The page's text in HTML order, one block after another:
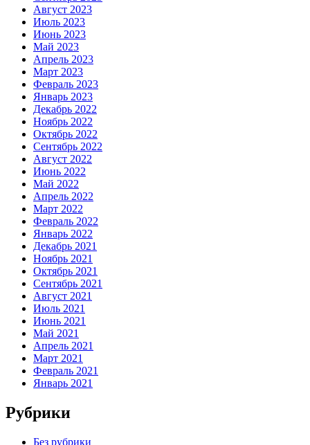
Август 2023
Июль 2023
Июнь 2023
Май 2023
Апрель 2023
Март 2023
Февраль 2023
Январь 2023
Декабрь 2022
Ноябрь 2022
Октябрь 2022
Сентябрь 2022
Август 2022
Июнь 2022
Май 2022
Апрель 2022
Март 2022
Февраль 2022
Январь 2022
Декабрь 2021
Ноябрь 2021
Октябрь 2021
Сентябрь 2021
Август 2021
Июль 2021
Июнь 2021
Май 2021
Апрель 2021
Март 2021
Февраль 2021
Январь 2021
Рубрики
Без рубрики